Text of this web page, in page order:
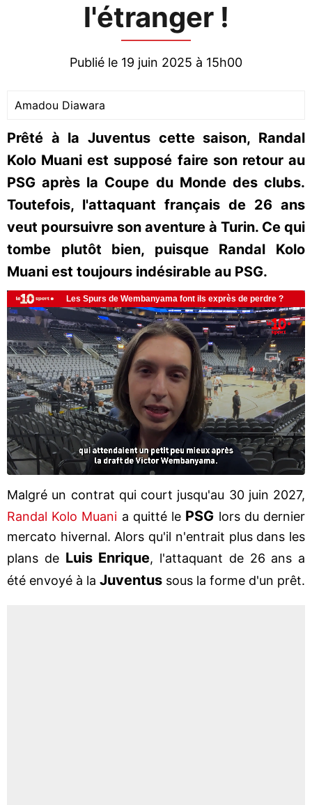
l'étranger !
Publié le 19 juin 2025 à 15h00
Amadou Diawara
Prêté à la Juventus cette saison, Randal
Kolo Muani est supposé faire son retour au
PSG après la Coupe du Monde des clubs.
Toutefois, l'attaquant français de 26 ans
veut poursuivre son aventure à Turin. Ce qui
tombe plutôt bien, puisque Randal Kolo
Muani est toujours indésirable au PSG.
Malgré un contrat qui court jusqu'au 30 juin 2027,
Randal Kolo Muani a quitté le PSG lors du dernier
mercato hivernal. Alors qu'il n'entrait plus dans les
plans de Luis Enrique, l'attaquant de 26 ans a
été envoyé à la Juventus sous la forme d'un prêt.